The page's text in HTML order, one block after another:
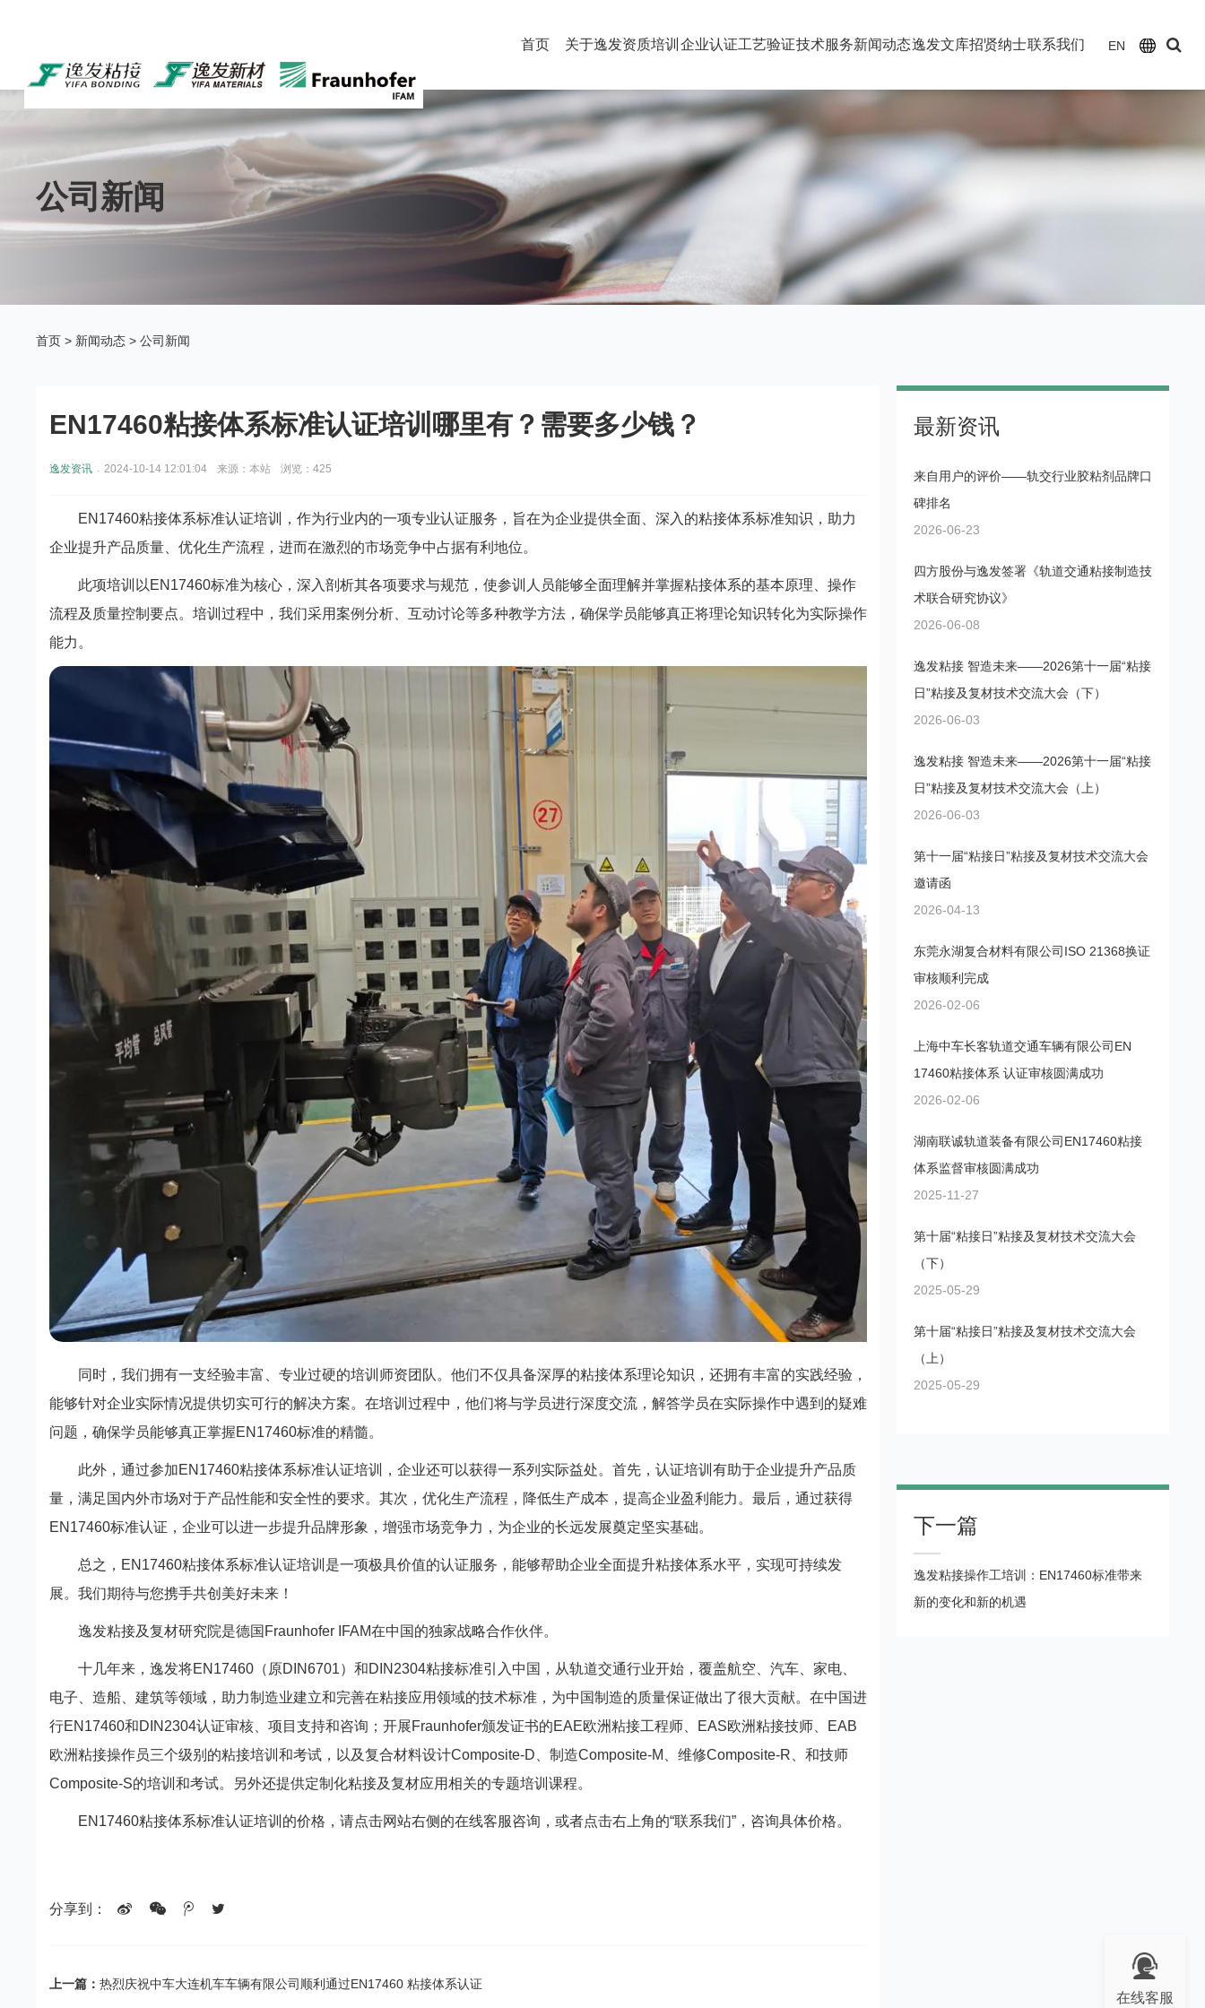
EN
首页 关于逸发资质培训 企业认证工艺验证技术服务新闻动态逸发文库招贤纳士联系我们
公司新闻
首页 > 新闻动态 >公司新闻
EN17460粘接体系标准认证培训哪里有？需要多少钱？
逸发资讯 2024-10-14 12:01:04 来源：本站 浏览：425
EN17460粘接体系标准认证培训，作为行业内的一项专业认证服务，旨在为企业提供全面、深入的粘接体系标准知识，助力
企业提升产品质量、优化生产流程，进而在激烈的市场竞争中占据有利地位。
此项培训以EN17460标准为核心，深入剖析其各项要求与规范，使参训人员能够全面理解并掌握粘接体系的基本原理、操作
流程及质量控制要点。培训过程中，我们采用案例分析、互动讨论等多种教学方法，确保学员能够真正将理论知识转化为实际操作
能力。
同时，我们拥有一支经验丰富、专业过硬的培训师资团队。他们不仅具备深厚的粘接体系理论知识，还拥有丰富的实践经验，
能够针对企业实际情况提供切实可行的解决方案。在培训过程中，他们将与学员进行深度交流，解答学员在实际操作中遇到的疑难
问题，确保学员能够真正掌握EN17460标准的精髓。
此外，通过参加EN17460粘接体系标准认证培训，企业还可以获得一系列实际益处。首先，认证培训有助于企业提升产品质
量，满足国内外市场对于产品性能和安全性的要求。其次，优化生产流程，降低生产成本，提高企业盈利能力。最后，通过获得
EN17460标准认证，企业可以进一步提升品牌形象，增强市场竞争力，为企业的长远发展奠定坚实基础。
总之，EN17460粘接体系标准认证培训是一项极具价值的认证服务，能够帮助企业全面提升粘接体系水平，实现可持续发
展。我们期待与您携手共创美好未来！
逸发粘接及复材研究院是德国Fraunhofer IFAM在中国的独家战略合作伙伴。
十几年来，逸发将EN17460（原DIN6701）和DIN2304粘接标准引入中国，从轨道交通行业开始，覆盖航空、汽车、家电、
电子、造船、建筑等领域，助力制造业建立和完善在粘接应用领域的技术标准，为中国制造的质量保证做出了很大贡献。在中国进
行EN17460和DIN2304认证审核、项目支持和咨询；开展Fraunhofer颁发证书的EAE欧洲粘接工程师、EAS欧洲粘接技师、EAB
欧洲粘接操作员三个级别的粘接培训和考试，以及复合材料设计Composite-D、制造Composite-M、维修Composite-R、和技师
Composite-S的培训和考试。另外还提供定制化粘接及复材应用相关的专题培训课程。
EN17460粘接体系标准认证培训的价格，请点击网站右侧的在线客服咨询，或者点击右上角的“联系我们”，咨询具体价格。
分享到：
上一篇： 热烈庆祝中车大连机车车辆有限公司顺利通过EN17460 粘接体系认证
最新资讯
来自用户的评价——轨交行业胶粘剂品牌口
碑排名
2026-06-23
四方股份与逸发签署《轨道交通粘接制造技
术联合研究协议》
2026-06-08
逸发粘接 智造未来——2026第十一届“粘接
日”粘接及复材技术交流大会（下）
2026-06-03
逸发粘接 智造未来——2026第十一届“粘接
日”粘接及复材技术交流大会（上）
2026-06-03
第十一届“粘接日”粘接及复材技术交流大会
邀请函
2026-04-13
东莞永湖复合材料有限公司ISO 21368换证
审核顺利完成
2026-02-06
上海中车长客轨道交通车辆有限公司EN
17460粘接体系 认证审核圆满成功
2026-02-06
湖南联诚轨道装备有限公司EN17460粘接
体系监督审核圆满成功
2025-11-27
第十届“粘接日”粘接及复材技术交流大会
（下）
2025-05-29
第十届“粘接日”粘接及复材技术交流大会
（上）
2025-05-29
下一篇
逸发粘接操作工培训：EN17460标准带来
新的变化和新的机遇
在线客服